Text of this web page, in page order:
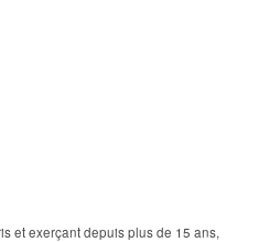
et exerçant depuis plus de 15 ans,